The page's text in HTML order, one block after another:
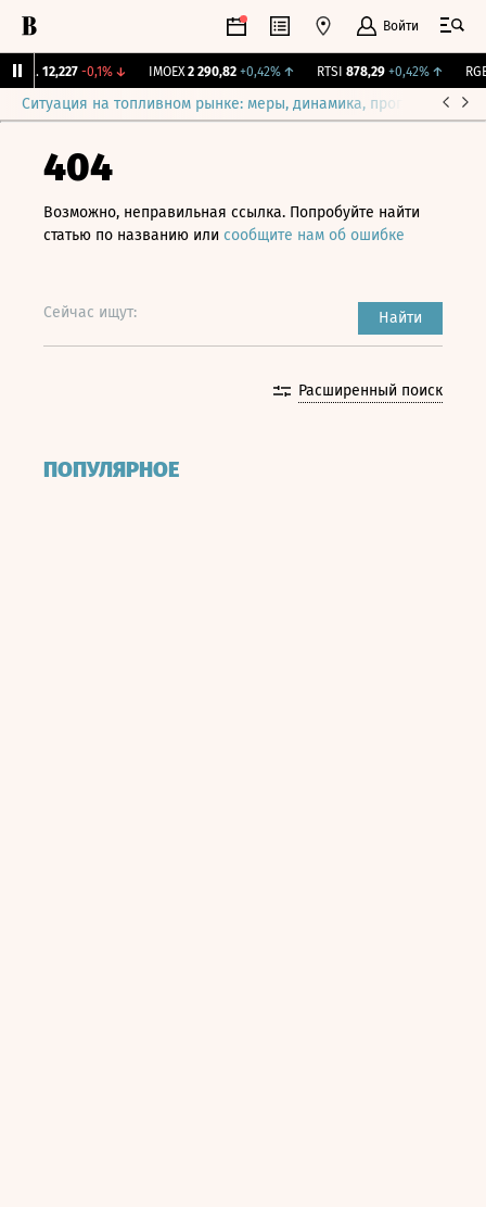
Войти
12,227 -0,1% ↓ IMOEX 2 290,82 +0,42%↑ RTSI 878,29 +0,42%↑ RGBI
Ситуация на топливном рынке: меры, динамика, прогнозы
404
Возможно, неправильная ссылка. Попробуйте найти
статью по названию или сообщите нам об ошибке
Сейчас ищут: Найти
Расширенный поиск
ПОПУЛЯРНОЕ